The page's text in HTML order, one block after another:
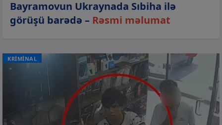
Bayramovun Ukraynada Sıbiha ilə
görüşü barədə – Rəsmi məlumat
KRİMİNAL